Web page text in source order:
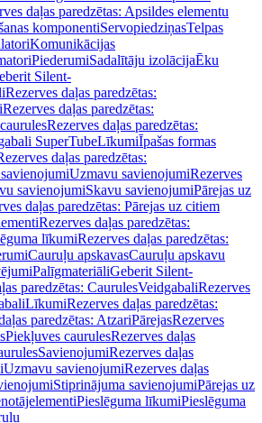
daļas paredzētas: Apsildes elementu
komponentiServopiedziņasTelpas
Komunikācijas
PiederumiSadalītāju izolācijaĒku
Silent-
Rezerves daļas paredzētas:
Rezerves daļas paredzētas:
Rezerves daļas paredzētas:
SuperTubeLīkumiĪpašas formas
daļas paredzētas:
Uzmavu savienojumiRezerves
savienojumiSkavu savienojumiPārejas uz
daļas paredzētas: Pārejas uz citiem
Rezerves daļas paredzētas:
līkumiRezerves daļas paredzētas:
Cauruļu apskavasCauruļu apskavu
PalīgmateriāliGeberit Silent-
paredzētas: CaurulesVeidgabaliRezerves
LīkumiRezerves daļas paredzētas:
paredzētas: AtzariPārejasRezerves
Piekļuves caurulesRezerves daļas
SavienojumiRezerves daļas
Uzmavu savienojumiRezerves daļas
Stiprinājuma savienojumiPārejas uz
Pieslēguma līkumiPieslēguma